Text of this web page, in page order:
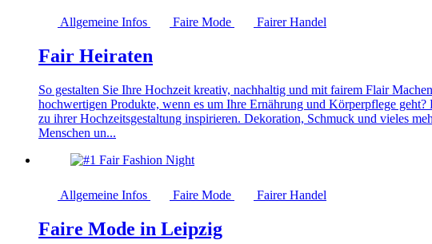
Allgemeine Infos Faire Mode Fairer Handel
Fair Heiraten
So gestalten Sie Ihre Hochzeit kreativ, nachhaltig und mit fairem Flair
hochwertigen Produkte, wenn es um Ihre Ernährung und Körperpflege
zu ihrer Hochzeitsgestaltung inspirieren. Dekoration, Schmuck und vieles
Menschen un...
Allgemeine Infos Faire Mode Fairer Handel
Faire Mode in Leipzig